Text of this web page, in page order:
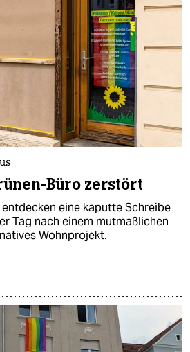
Büro zerstört
eine kaputte Schreibe
Tag nach einem mutmaßlichen
Wohnprojekt.